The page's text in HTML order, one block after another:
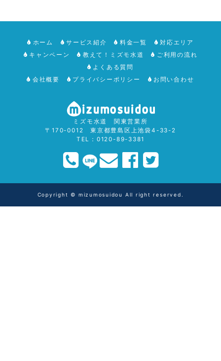
ホーム サービス紹介 料金一覧
対応エリア
キャンペーン
教えて！ミズモ水道
ご利用の流れ
よくある質問
会社概要
プライバシーポリシー お問い合わせ
ミズモ水道 関東営業所
〒170-0012 東京都豊島区上池袋4-33-2
TEL：0120-89-3381
Copyright © mizumosuidou All right reserved.